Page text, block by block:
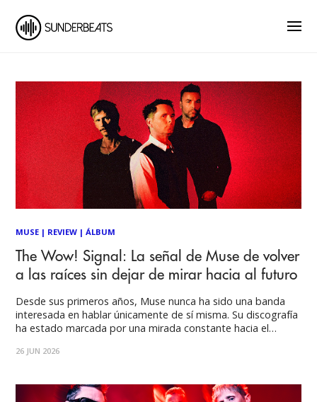
MUSE | REVIEW |ÁLBUM
The Wow! Signal: La señal de Muse de volver
a las raíces sin dejar de mirar hacia al futuro
Desde sus primeros años, Muse nunca ha sido una banda
interesada en hablar únicamente de sí misma. Su discografía
ha estado marcada por una mirada constante hacia el
política y los posibles escenarios que esperan a la
26 JUN 2026